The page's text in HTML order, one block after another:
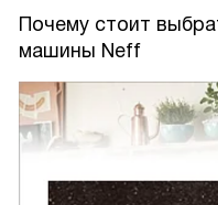
Почему стоит
машины Neff